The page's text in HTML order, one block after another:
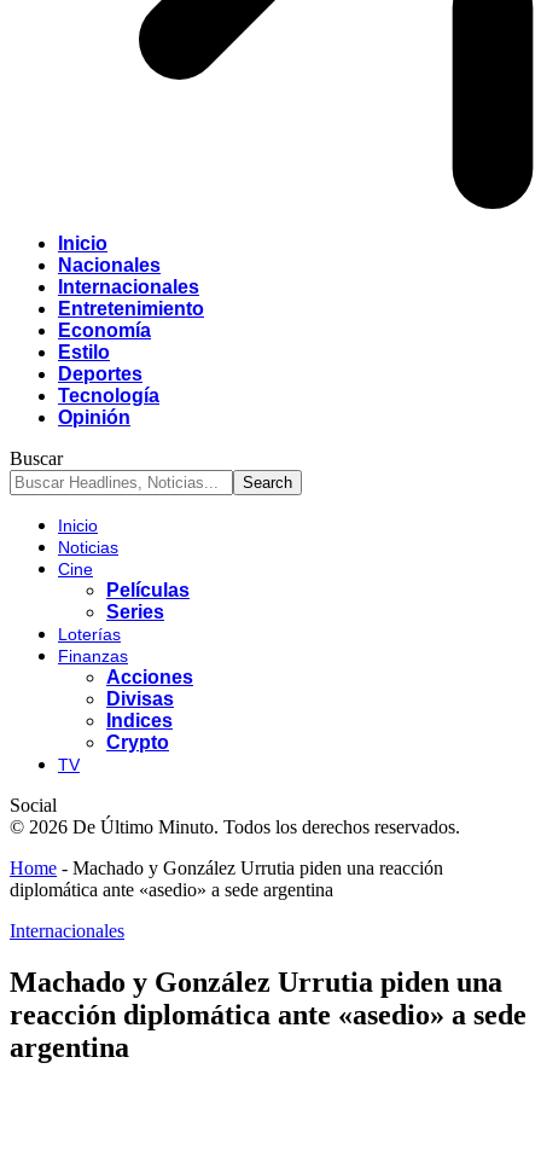
Inicio
Nacionales
Internacionales
Entretenimiento
Economía
Estilo
Deportes
Tecnología
Opinión
Buscar
Inicio
Noticias
Cine
Películas
Series
Loterías
Finanzas
Acciones
Divisas
Indices
Crypto
TV
Social
© 2026 De Último Minuto. Todos los derechos reservados.
Home - Machado y González Urrutia piden una reacción
diplomática ante «asedio» a sede argentina
Internacionales
Machado y González Urrutia piden una
reacción diplomática ante «asedio» a sede
argentina